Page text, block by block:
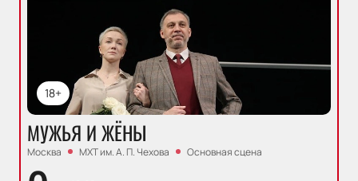
18+
МУЖЬЯ И ЖЁНЫ
Москва МХТ им. А. П. Чехова Основная сцена